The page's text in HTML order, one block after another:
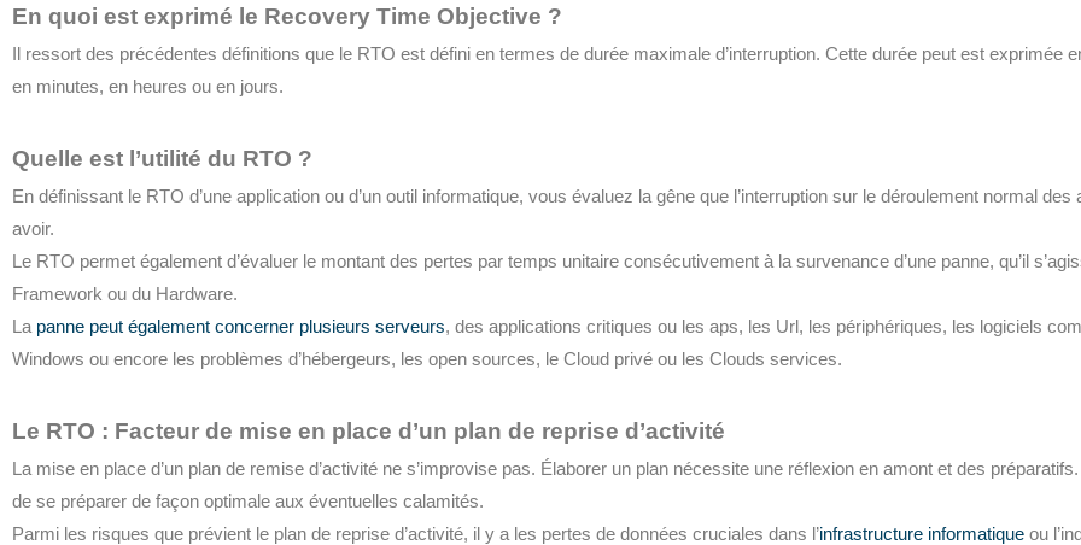
En quoi est exprimé le Recovery Time Objective ?
Il ressort des précédentes définitions que le RTO est défini en termes de durée maximale d’interruption. Cette durée peut est exprimée
en minutes, en heures ou en jours.
Quelle est l’utilité du RTO ?
En définissant le RTO d’une application ou d’un outil informatique, vous évaluez la gêne que l’interruption sur le déroulement normal des
avoir.
Le RTO permet également d’évaluer le montant des pertes par temps unitaire consécutivement à la survenance d’une panne, qu’il
Framework ou du Hardware.
La panne peut également concerner plusieurs serveurs, des applications critiques ou les aps, les Url, les périphériques, les logiciels
Windows ou encore les problèmes d’hébergeurs, les open sources, le Cloud privé ou les Clouds services.
Le RTO : Facteur de mise en place d’un plan de reprise d’activité
La mise en place d’un plan de remise d’activité ne s’improvise pas. Élaborer un plan nécessite une réflexion en amont et des préparatifs.
de se préparer de façon optimale aux éventuelles calamités.
Parmi les risques que prévient le plan de reprise d’activité, il y a les pertes de données cruciales dans l’infrastructure informatique ou